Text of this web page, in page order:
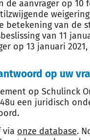
de aanvrager op 10
betekening van de
van 11
op 13 januari
op uw
op Schulinck
een juridisch
via onze database.